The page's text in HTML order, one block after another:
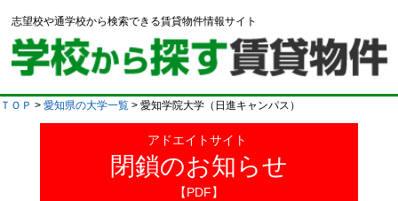
志望校や通学校から検索できる賃貸物件情報サイト
ＴＯＰ > 愛知県の大学一覧 > 愛知学院大学（日進キャンパス）
アドエイトサイト
閉鎖のお知らせ
【PDF】